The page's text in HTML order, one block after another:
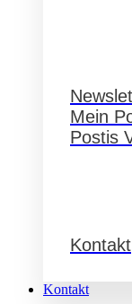
Mein
Postis
Kontakt
Kontakt